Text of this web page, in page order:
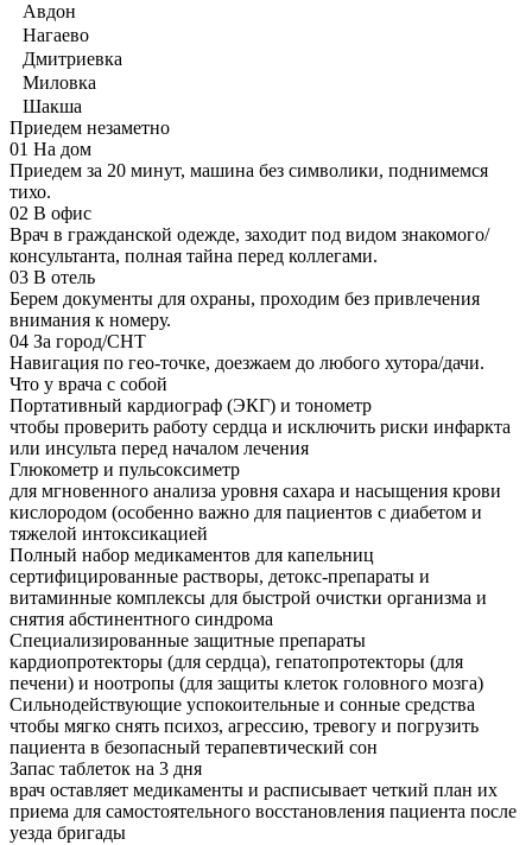
Авдон
Нагаево
Дмитриевка
Миловка
Шакша
Приедем незаметно
01 На дом
Приедем за 20 минут, машина без символики, поднимемся
тихо.
02 В офис
Врач в гражданской одежде, заходит под видом знакомого/
консультанта, полная тайна перед коллегами.
03 В отель
Берем документы для охраны, проходим без привлечения
внимания к номеру.
04 За город/СНТ
Навигация по гео-точке, доезжаем до любого хутора/дачи.
Что у врача с собой
Портативный кардиограф (ЭКГ) и тонометр
чтобы проверить работу сердца и исключить риски инфаркта
или инсульта перед началом лечения
Глюкометр и пульсоксиметр
для мгновенного анализа уровня сахара и насыщения крови
кислородом (особенно важно для пациентов с диабетом и
тяжелой интоксикацией
Полный набор медикаментов для капельниц
сертифицированные растворы, детокс-препараты и
витаминные комплексы для быстрой очистки организма и
снятия абстинентного синдрома
Специализированные защитные препараты
кардиопротекторы (для сердца), гепатопротекторы (для
печени) и ноотропы (для защиты клеток головного мозга)
Сильнодействующие успокоительные и сонные средства
чтобы мягко снять психоз, агрессию, тревогу и погрузить
пациента в безопасный терапевтический сон
Запас таблеток на 3 дня
врач оставляет медикаменты и расписывает четкий план их
приема для самостоятельного восстановления пациента после
уезда бригады